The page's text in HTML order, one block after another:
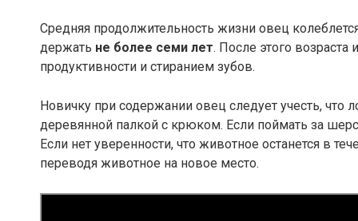
Средняя продолжительность жизни овец
держать не более семи лет. После этого
продуктивности и стиранием зубов.
Новичку при содержании овец следует учесть, что
деревянной палкой с крюком. Если поймать за
Если нет уверенности, что животное останется в
переводя животное на новое место.